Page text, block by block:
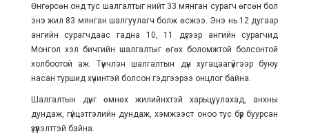
Өнгөрсөн онд тус шалгалтыг нийт 33 мянган сурагч өгсөн бол
энэ жил 83 мянган шалгуулагч болж өсжээ. Энэ нь 12 дугаар
ангийн сурагчдаас гадна 10, 11 дүгээр ангийн сурагчид
Монгол хэл бичгийн шалгалтыг өгөх боломжтой болсонтой
холбоотой аж. Түүнчлэн шалгалтын дүн хугацаагүйгээр буюу
насан туршид хүчинтэй болсон гэдгээрээ онцлог байна.
Шалгалтын дүнг өмнөх жилийнхтэй харьцуулахад, анхны
дундаж, гүйцэтгэлийн дундаж, хэмжээст оноо тус бүр буурсан
үзүүлэлттэй байна.